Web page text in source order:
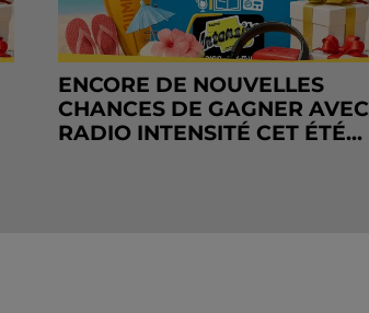
ENCORE DE NOUVELLES
CHANCES DE GAGNER AVEC
RADIO INTENSITÉ CET ÉTÉ...